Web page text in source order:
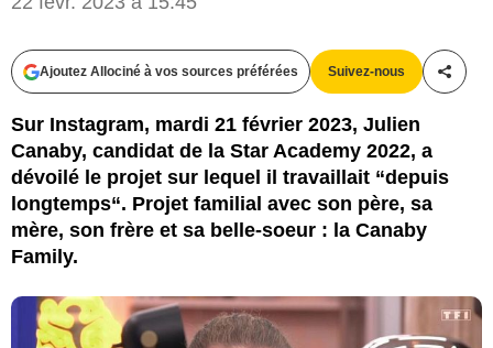
Ajoutez Allociné à vos sources préférées Suivez-nous
Sur Instagram, mardi 21 février 2023, Julien
Canaby, candidat de la Star Academy 2022, a
dévoilé le projet sur lequel il travaillait “depuis
longtemps“. Projet familial avec son père, sa
mère, son frère et sa belle-soeur : la Canaby
Family.